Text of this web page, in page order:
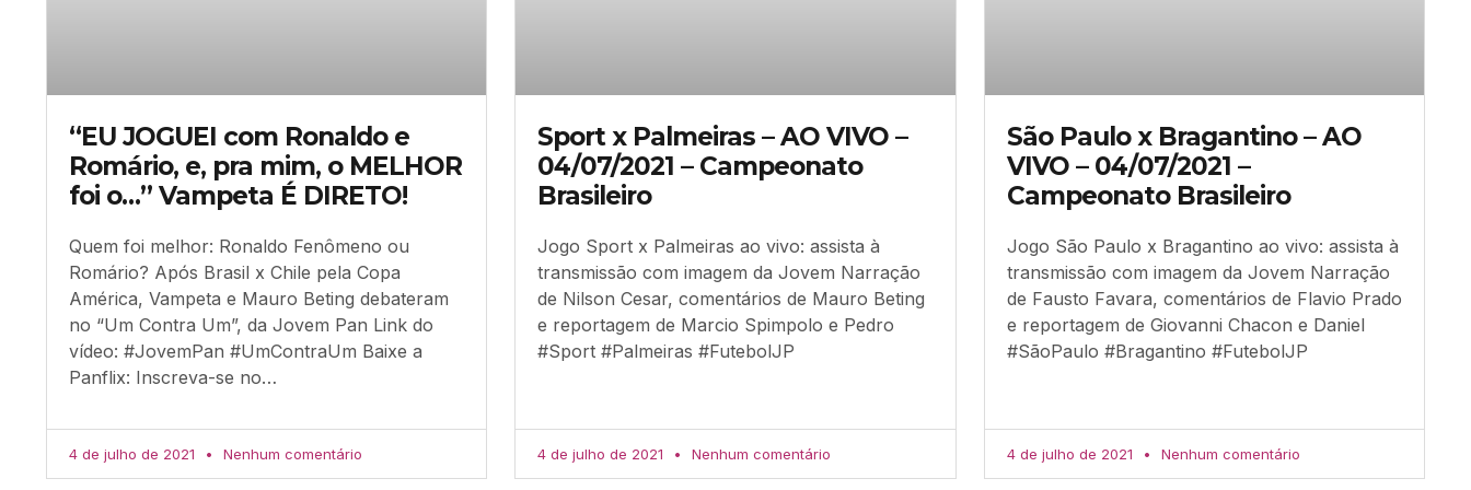
“EU JOGUEI com Ronaldo e
Romário, e, pra mim, o MELHOR
foi o…” Vampeta É DIRETO!
Quem foi melhor: Ronaldo Fenômeno ou
Romário? Após Brasil x Chile pela Copa
América, Vampeta e Mauro Beting debateram
no “Um Contra Um”, da Jovem Pan Link do
vídeo: #JovemPan #UmContraUm Baixe a
Panflix: Inscreva-se no…
4 de julho de 2021 Nenhum comentário
Sport x Palmeiras – AO VIVO –
04/07/2021 – Campeonato
Brasileiro
Jogo Sport x Palmeiras ao vivo: assista à
transmissão com imagem da Jovem Narração
de Nilson Cesar, comentários de Mauro Beting
e reportagem de Marcio Spimpolo e Pedro
#Sport #Palmeiras #FutebolJP
4 de julho de 2021 Nenhum comentário
São Paulo x Bragantino – AO
VIVO – 04/07/2021 –
Campeonato Brasileiro
Jogo São Paulo x Bragantino ao vivo: assista à
transmissão com imagem da Jovem Narração
de Fausto Favara, comentários de Flavio Prado
e reportagem de Giovanni Chacon e Daniel
#SãoPaulo #Bragantino #FutebolJP
4 de julho de 2021 Nenhum comentário